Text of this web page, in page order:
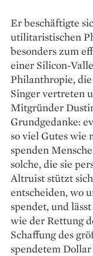
Er beschäftigte
utilitaristischen
besonders zum
einer Silicon-
Philanthropie,
Singer vertreten
Mitgründer
Grundgedanke:
so viel Gutes wie
spenden
solche, die sie
Altruist stützt
entscheiden, wo
spendet, und
wie der Rettung
Schaffung des
spendetem